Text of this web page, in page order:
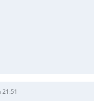
21:51